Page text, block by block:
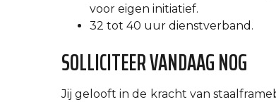
voor eigen initiatief.
32 tot 40 uur dienstverband.
SOLLICITEER VANDAAG NOG
Jij gelooft in de kracht van